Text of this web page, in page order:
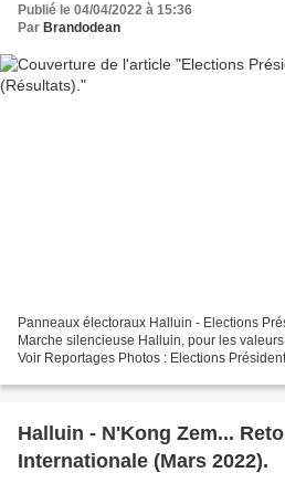
Publié le 04/04/2022 à 15:36
Par Brandodean
Panneaux électoraux Halluin - Elections
Marche silencieuse Halluin, pour les
Voir Reportages Photos : Elections
Halluin - N'Kong Zem...
Internationale (Mars 2022).